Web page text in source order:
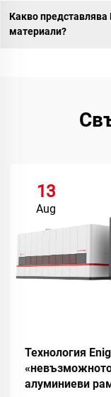
Какво представлява
материали?
13
Aug
Технология
алуминиеви